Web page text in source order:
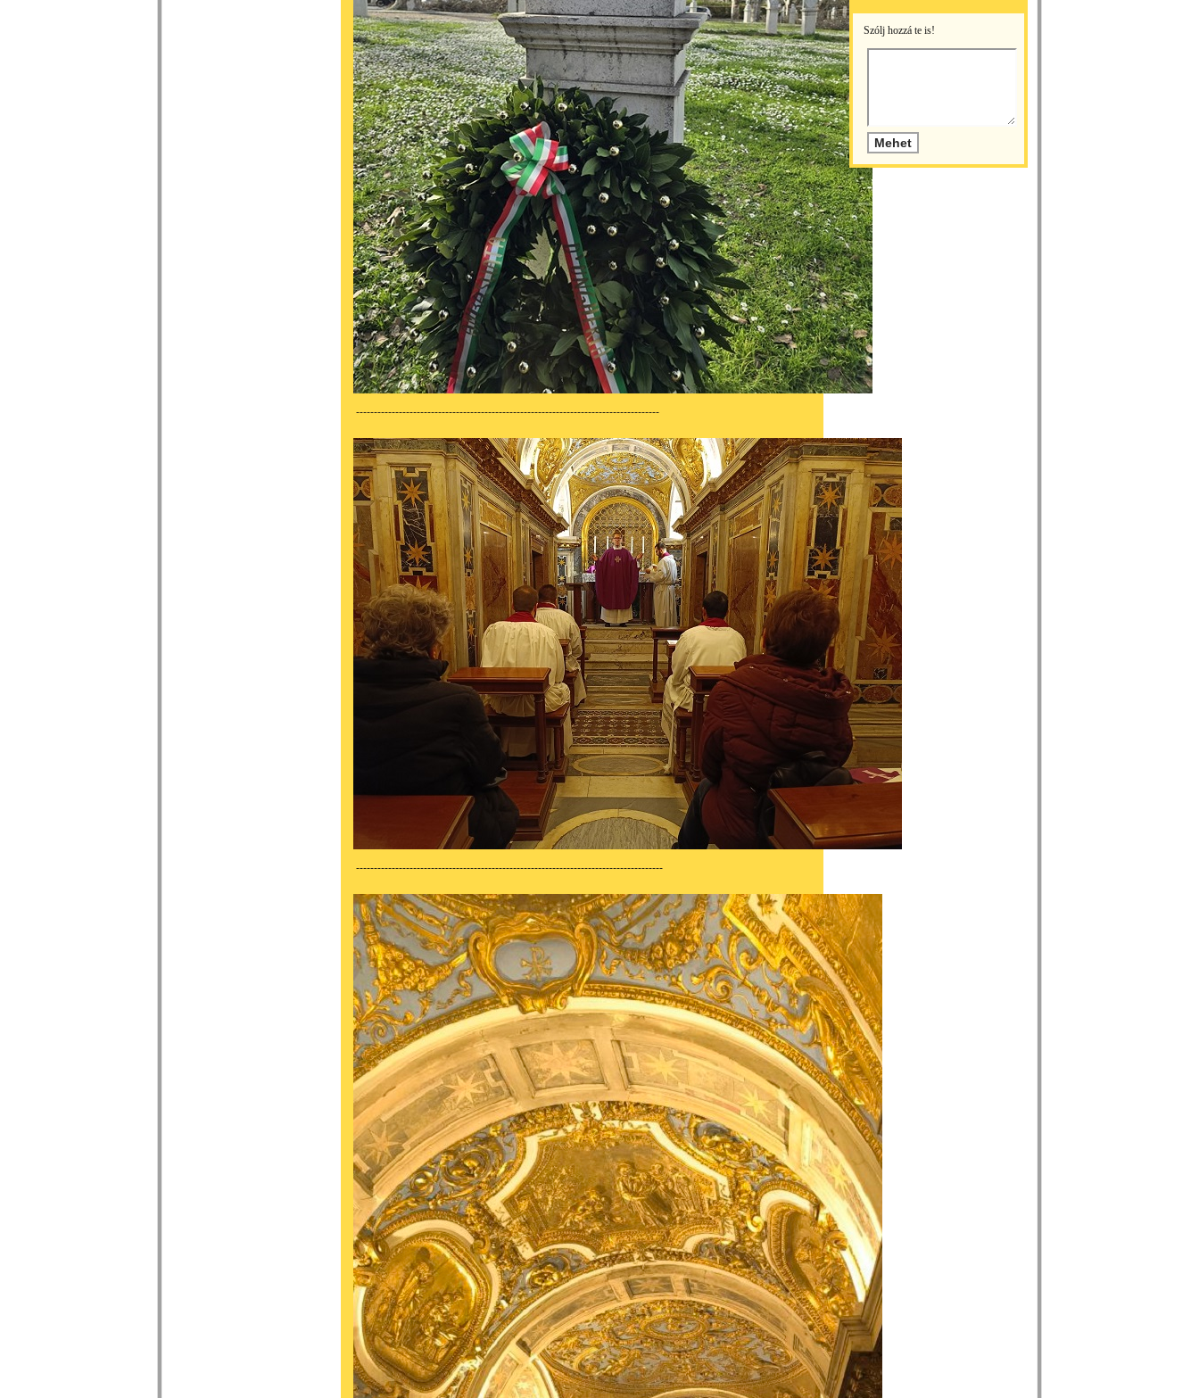
-------------------------------------------------------------------------------------
--------------------------------------------------------------------------------------
Szólj hozzá te is!